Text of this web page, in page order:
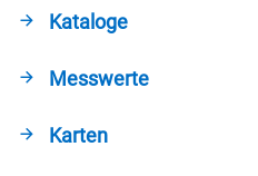
Kataloge
Messwerte
Karten